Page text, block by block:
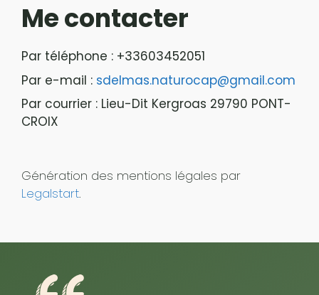
Me contacter
Par téléphone : +33603452051
Par e-mail : sdelmas.naturocap@gmail.com
Par courrier : Lieu-Dit Kergroas 29790 PONT-
CROIX
Génération des mentions légales par
Legalstart.